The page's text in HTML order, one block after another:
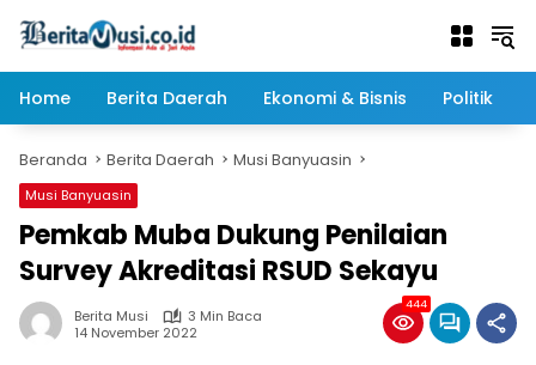
Home
Berita Daerah Ekonomi & Bisnis Politik
Beranda Berita Daerah Musi Banyuasin
Musi Banyuasin
Pemkab Muba Dukung Penilaian
Survey Akreditasi RSUD Sekayu
Berita Musi
3 Min Baca
14 November 2022
444